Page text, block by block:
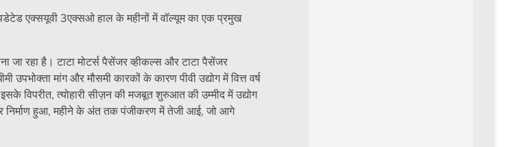
एक्सयूवी 3एक्सओ हाल के महीनों में वॉल्यूम का एक प्रमुख
जा रहा है। टाटा मोटर्स पैसेंजर व्हीकल्स और टाटा पैसेंजर
मांग और मौसमी कारकों के कारण पीवी उद्योग में वित्त वर्ष
विपरीत, त्योहारी सीज़न की मजबूत शुरुआत की उम्मीद में उद्योग
निर्माण हुआ, महीने के अंत तक पंजीकरण में तेजी आई, जो आगे